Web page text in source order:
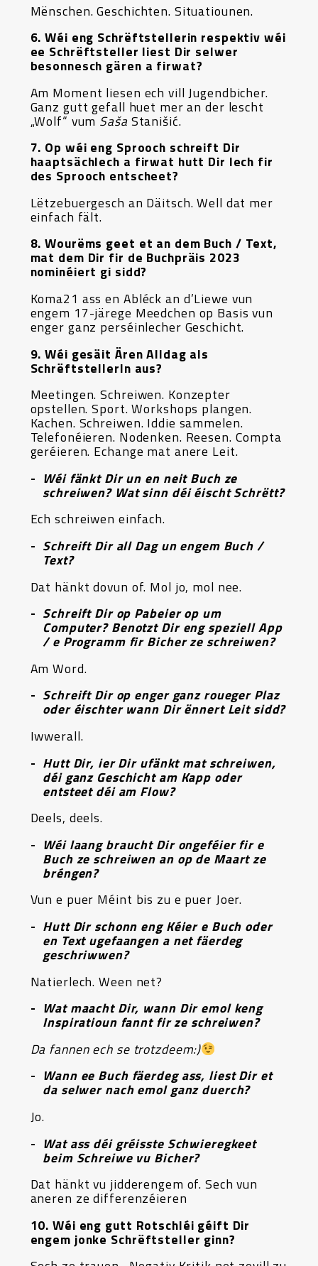
Mënschen. Geschichten. Situatiounen.
6. Wéi eng Schrëftstellerin respektiv wéi
ee Schrëftsteller liest Dir selwer
besonnesch gären a firwat?
Am Moment liesen ech vill Jugendbicher.
Ganz gutt gefall huet mer an der lescht
„Wolf“ vumSašaStanišić.
7. Op wéi eng Sprooch schreift Dir
haaptsächlech a firwat hutt Dir Iech fir
des Sprooch entscheet?
Lëtzebuergesch an Däitsch. Well dat mer
einfach fält.
8. Wourëms geet et an dem Buch / Text,
mat dem Dir fir de Buchpräis 2023
nominéiert gi sidd?
Koma21 ass en Abléck an d’Liewe vun
engem 17-järege Meedchen op Basis vun
enger ganz perséinlecher Geschicht.
9. Wéi gesäit Ären Alldag als
SchrëftstellerIn aus?
Meetingen. Schreiwen. Konzepter
opstellen. Sport. Workshops plangen.
Kachen. Schreiwen. Iddie sammelen.
Telefonéieren. Nodenken. Reesen. Compta
geréieren. Echange mat anere Leit.
Wéi fänkt Dir un en neit Buch ze
schreiwen? Wat sinn déi éischt Schrëtt?
Ech schreiwen einfach.
Schreift Dir all Dag un engem Buch /
Text?
Dat hänkt dovun of. Mol jo, mol nee.
Schreift Dir op Pabeier op um
Computer? Benotzt Dir eng speziell App
/ e Programm fir Bicher ze schreiwen?
Am Word.
Schreift Dir op enger ganz roueger Plaz
oder éischter wann Dir ënnert Leit sidd?
Iwwerall.
Hutt Dir, ier Dir ufänkt mat schreiwen,
déi ganz Geschicht am Kapp oder
entsteet déi am Flow?
Deels, deels.
Wéi laang braucht Dir ongeféier fir e
Buch ze schreiwen an op de Maart ze
bréngen?
Vun e puer Méint bis zu e puer Joer.
Hutt Dir schonn eng Kéier e Buch oder
en Text ugefaangen a net fäerdeg
geschriwwen?
Natierlech. Ween net?
Wat maacht Dir, wann Dir emol keng
Inspiratioun fannt fir ze schreiwen?
Da fannen ech se trotzdeem:)
Wann ee Buch fäerdeg ass, liest Dir et
da selwer nach emol ganz duerch?
Jo.
Wat ass déi gréisste Schwieregkeet
beim Schreiwe vu Bicher?
Dat hänkt vu jidderengem of. Sech vun
aneren ze differenzéieren
10. Wéi eng gutt Rotschléi géift Dir
engem jonke Schrëftsteller ginn?